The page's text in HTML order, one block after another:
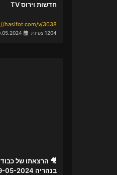
חדשות וירוס TV
hasifot.com/v/3038
1204 צפיות
🎥 הרצאתו של
בנהריה 29-05-2024